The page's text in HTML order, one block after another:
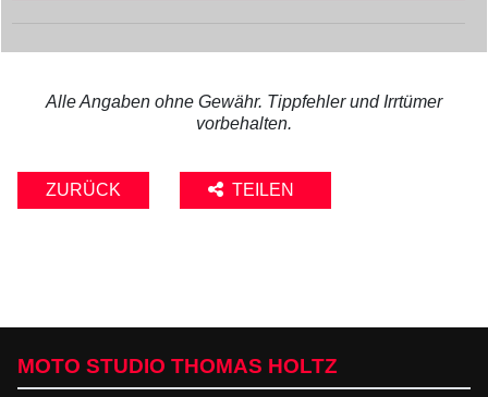
Alle Angaben ohne Gewähr. Tippfehler und Irrtümer
vorbehalten.
ZURÜCK TEILEN
MOTO STUDIO THOMAS HOLTZ